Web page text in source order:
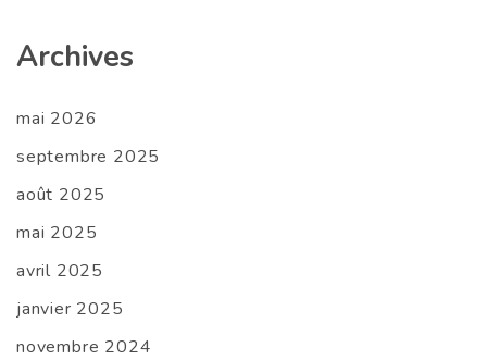
Archives
mai 2026
septembre 2025
août 2025
mai 2025
avril 2025
janvier 2025
novembre 2024